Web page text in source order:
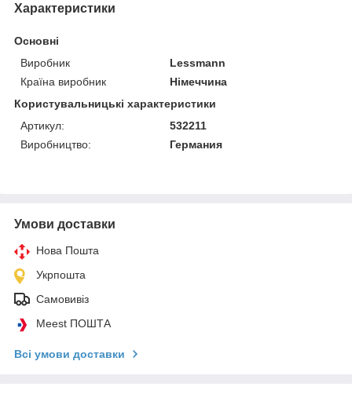
Характеристики
Основні
Виробник
Lessmann
Країна виробник
Німеччина
Користувальницькі характеристики
Артикул:
532211
Виробництво:
Германия
Умови доставки
Нова Пошта
Укрпошта
Самовивіз
Meest ПОШТА
Всі умови доставки